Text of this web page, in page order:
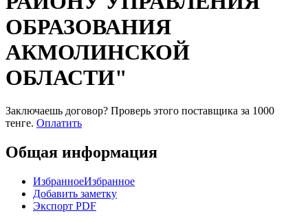
ОБРАЗОВАНИЯ
АКМОЛИНСКОЙ
ОБЛАСТИ"
Заключаешь договор? Проверь этого поставщика за 1000
тенге. Оплатить
Общая информация
ИзбранноеИзбранное
Добавить заметку
Экспорт PDF